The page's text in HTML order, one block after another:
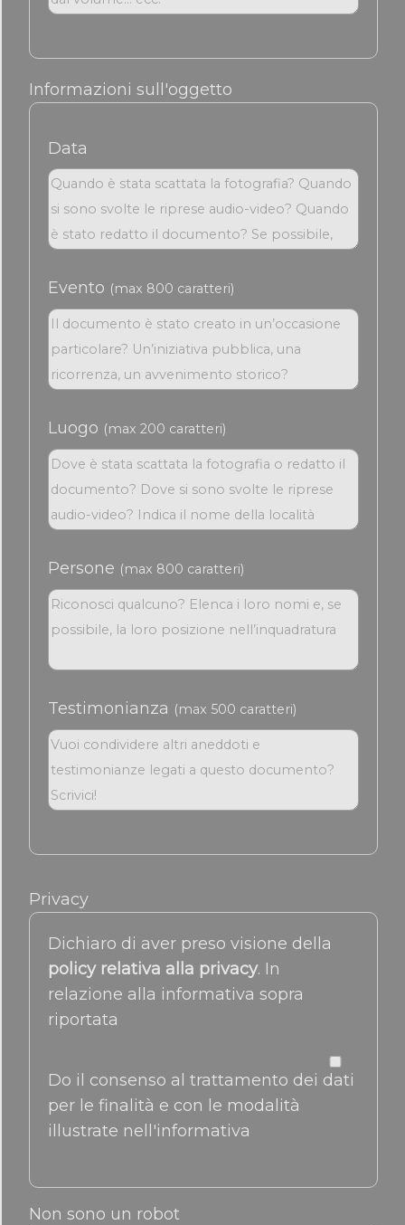
Informazioni sull'oggetto
Data
Evento (max 800 caratteri)
Luogo (max 200 caratteri)
Persone (max 800 caratteri)
Testimonianza (max 500 caratteri)
Privacy
Dichiaro di aver preso visione della
policy relativa alla privacy. In
relazione alla informativa sopra
riportata
Do il consenso al trattamento dei dati
per le finalità e con le modalità
illustrate nell'informativa
Non sono un robot